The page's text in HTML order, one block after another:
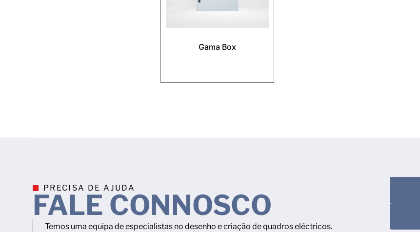
Gama Box
PRECISA DE AJUDA
FALE CONNOSCO
Temos uma equipa de especialistas no desenho e criação de quadros eléctricos.